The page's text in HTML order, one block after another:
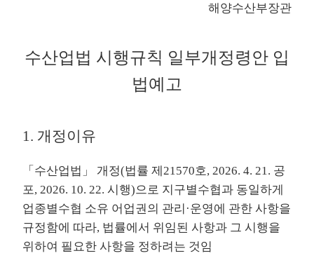
해양수산부장관
수산업법 시행규칙 일부개정령안 입
법예고
1. 개정이유
「수산업법」 개정(법률 제21570호, 2026. 4. 21. 공
포, 2026. 10. 22. 시행)으로 지구별수협과 동일하게
업종별수협 소유 어업권의 관리·운영에 관한 사항을
규정함에 따라, 법률에서 위임된 사항과 그 시행을
위하여 필요한 사항을 정하려는 것임